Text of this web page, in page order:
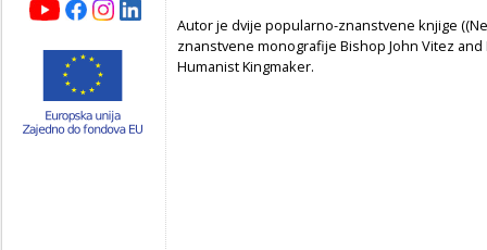
Autor je dvije popularno-znanstvene knjige
znanstvene monografije Bishop John Vitez and
Humanist Kingmaker.